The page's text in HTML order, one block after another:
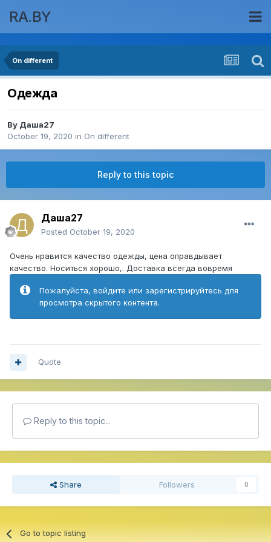
RA.BY
On different
Одежда
By Даша27
October 19, 2020 in On different
Reply to this topic
Даша27
Posted October 19, 2020
Очень нравится качество одежды, цена оправдывает
качество. Носиться хорошо,. Доставка всегда вовремя
Пожалуйста, войдите или зарегистрируйтесь для
просмотра скрытого контента.
Quote
Reply to this topic...
Share Followers 0
Go to topic listing